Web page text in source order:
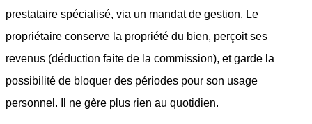
prestataire spécialisé, via un mandat de gestion. Le
propriétaire conserve la propriété du bien, perçoit ses
revenus (déduction faite de la commission), et garde la
possibilité de bloquer des périodes pour son usage
personnel. Il ne gère plus rien au quotidien.